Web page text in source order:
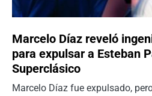
Marcelo Díaz reveló
para expulsar a Esteban
Superclásico
Marcelo Díaz fue expulsado,